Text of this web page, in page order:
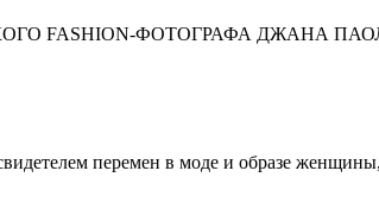
FASHION-ФОТОГРАФА ДЖАНА
перемен в моде и образе